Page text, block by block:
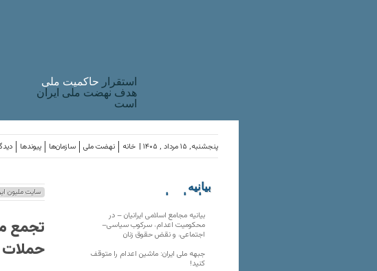
استقرار حاکميت ملی
هدف نهضت ملی ایران
است
پیوندها سازمان‌ها نهضت ملی خانه پنجشنبه, ۱۵ مرداد , ۱۴۰۵ |
سایت ملیون
تجمع
حملات
بیانیه
سازمان‌های
بیانیه مجامع اسلامی ایرانیان – در
محکومیت اعدام، سرکوب سیاسی–
اجتماعی، و نقض حقوق زنان
جبهه ملی ایران: ماشین اعدام را متوقف
کنید!